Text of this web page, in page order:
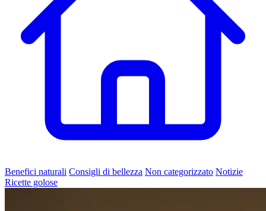
Benefici naturali Consigli di bellezza Non categorizzato Notizie
Ricette golose